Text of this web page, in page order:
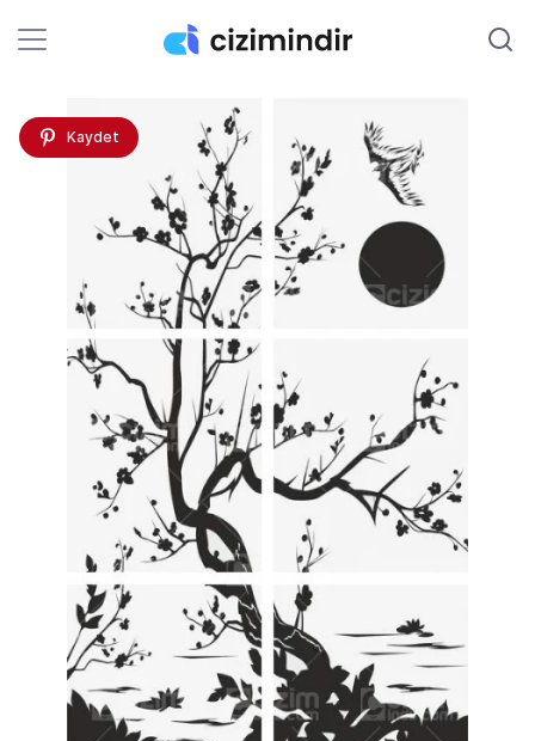
Kaydet